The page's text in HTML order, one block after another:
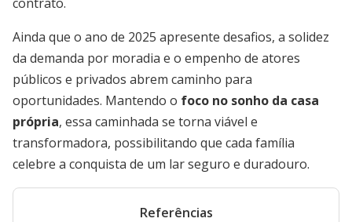
Ainda que o ano de 2025 apresente desafios, a solidez
da demanda por moradia e o empenho de atores
públicos e privados abrem caminho para
oportunidades. Mantendo o foco no sonho da casa
própria, essa caminhada se torna viável e
transformadora, possibilitando que cada família
celebre a conquista de um lar seguro e duradouro.
Referências